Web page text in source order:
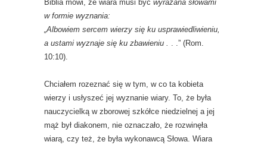
Biblia mówi, że wiara musi być wyrażana słowami
w formie wyznania:
„Albowiem sercem wierzy się ku usprawiedliwieniu,
a ustami wyznaje się ku zbawieniu . . .” (Rom.
10:10).
Chciałem rozeznać się w tym, w co ta kobieta
wierzy i usłyszeć jej wyznanie wiary. To, że była
nauczycielką w zborowej szkółce niedzielnej a jej
mąż był diakonem, nie oznaczało, że rozwinęła
wiarą, czy też, że była wykonawcą Słowa. Wiara